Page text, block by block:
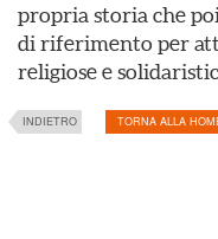
propria storia che
di riferimento per
religiose e
INDIETRO TORNA ALLA